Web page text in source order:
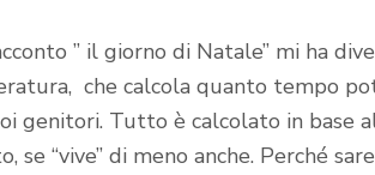
” il giorno di Natale” mi ha
che calcola quanto tempo
genitori. Tutto è calcolato in base
se “vive” di meno anche. Perché